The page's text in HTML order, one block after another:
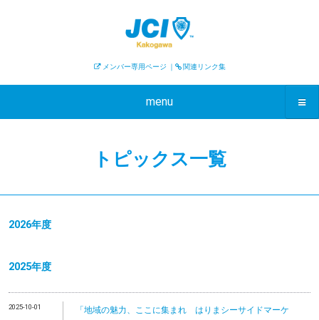
メンバー専用ページ ｜ 関連リンク集
menu
トピックス一覧
2026年度
2025年度
2025-10-01
「地域の魅力、ここに集まれ はりまシーサイドマーケ